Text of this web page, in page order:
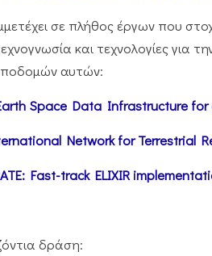
σε πλήθος έργων που
και τεχνολογίες για
αυτών:
Space Data Infrastructure for
Network for Terrestrial
Fast-track ELIXIR
δράση: